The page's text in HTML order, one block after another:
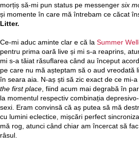
morțiș să-mi pun status pe messenger six
și momente în care mă întrebam ce căcat
Litter.
Ce-mi aduc aminte clar e că la Summer
pentru prima oară live și mi s-a reaprins,
mi s-a tăiat răsuflarea când au început
pe care nu mă așteptam să o aud vreodată
în seara aia. N-aș ști să zic exact de ce mi-
the first place, fiind acum mai degrabă în
la momentul respectiv combinația
sexi. Eram convinsă că aș putea să mă
cu lumini eclectice, mișcări perfect
mă rog, atunci când chiar am încercat să
râsul.